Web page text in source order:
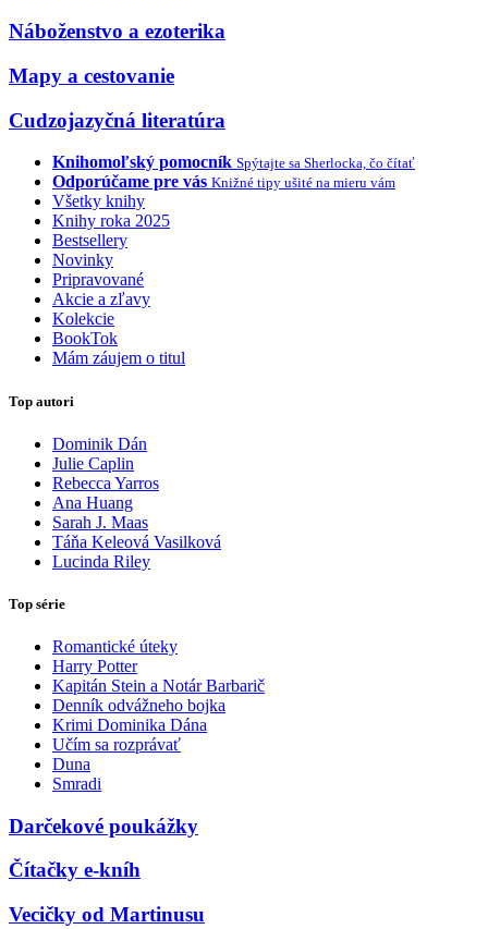
Náboženstvo a ezoterika
Mapy a cestovanie
Cudzojazyčná literatúra
Knihomoľský pomocník Spýtajte sa Sherlocka, čo čítať
Odporúčame pre vás Knižné tipy ušité na mieru vám
Všetky knihy
Knihy roka 2025
Bestsellery
Novinky
Pripravované
Akcie a zľavy
Kolekcie
BookTok
Mám záujem o titul
Top autori
Dominik Dán
Julie Caplin
Rebecca Yarros
Ana Huang
Sarah J. Maas
Táňa Keleová Vasilková
Lucinda Riley
Top série
Romantické úteky
Harry Potter
Kapitán Stein a Notár Barbarič
Denník odvážneho bojka
Krimi Dominika Dána
Učím sa rozprávať
Duna
Smradi
Darčekové poukážky
Čítačky e-kníh
Vecičky od Martinusu